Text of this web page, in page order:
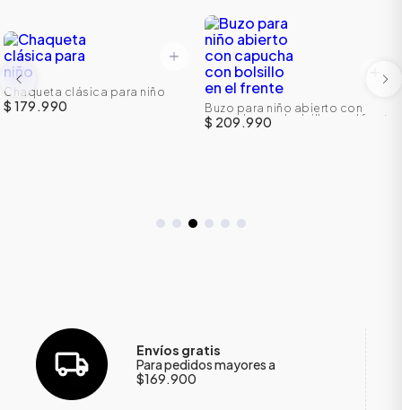
Chaqueta clásica para niño
$ 179.990
Buzo para niño abierto con
capucha con bolsillo en el frente
$ 209.990
Envíos gratis
Para pedidos mayores a
$169.900